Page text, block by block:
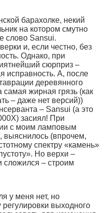
барахолке, некий
на котором смутно
слово Sansui.
и, если честно, без
Однако, при
сюрприз –
исправность. А, после
деревянного
самая жирная грязь (как
– даже нет версий))
– Sansui (а это
засиял! При
с моим ламповым
выяснилось (впрочем,
спектру «камень»
Но верхи –
сложился – строим
у меня нет, но
выходного